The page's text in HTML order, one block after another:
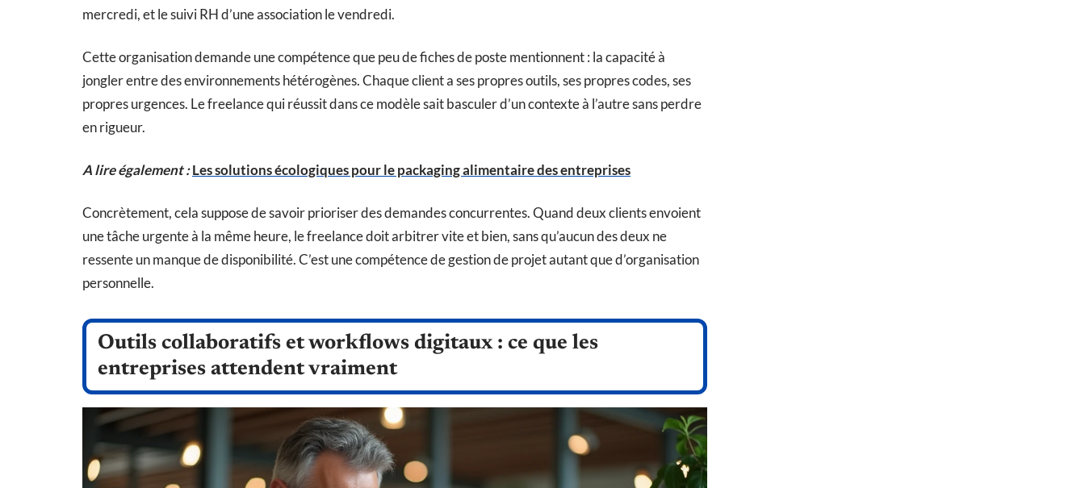
mercredi, et le suivi RH d’une association le vendredi.
Cette organisation demande une compétence que peu de fiches de poste mentionnent : la capacité à
jongler entre des environnements hétérogènes. Chaque client a ses propres outils, ses propres codes, ses
propres urgences. Le freelance qui réussit dans ce modèle sait basculer d’un contexte à l’autre sans perdre
en rigueur.
A lire également :Les solutions écologiques pour le packaging alimentaire des entreprises
Concrètement, cela suppose de savoir prioriser des demandes concurrentes. Quand deux clients envoient
une tâche urgente à la même heure, le freelance doit arbitrer vite et bien, sans qu’aucun des deux ne
ressente un manque de disponibilité. C’est une compétence de gestion de projet autant que d’organisation
personnelle.
Outils collaboratifs et workflows digitaux : ce que les
entreprises attendent vraiment